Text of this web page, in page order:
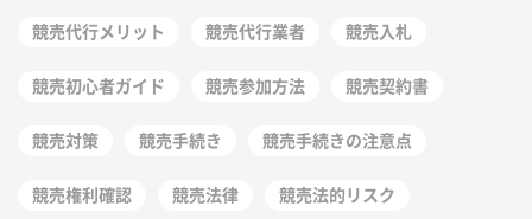
競売代行メリット 競売代行業者 競売入札
競売初心者ガイド 競売参加方法 競売契約書
競売対策 競売手続き 競売手続きの注意点
競売権利確認 競売法律 競売法的リスク